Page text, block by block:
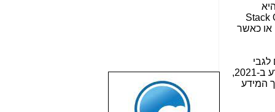
Stack
כאשר
אמינותו ומיומנותו של הצ'ט, גם כאן יש להיות זהירים, שכן הכלי עודנו לא מושלם. בכל זאת, הוא הפסיק לאגור מידע ב-2021,
המידע
שבוע טוב לכל
הגולשים באשר